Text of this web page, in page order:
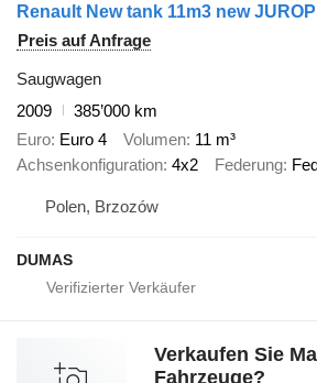
Renault New tank 11m3 new
Preis auf Anfrage
Saugwagen
2009
385’000 km
Euro Euro 4 Volumen 11 m³
Achsenkonfiguration 4x2 Federung
Polen, Brzozów
DUMAS
Verkaufen Sie
Fahrzeuge?